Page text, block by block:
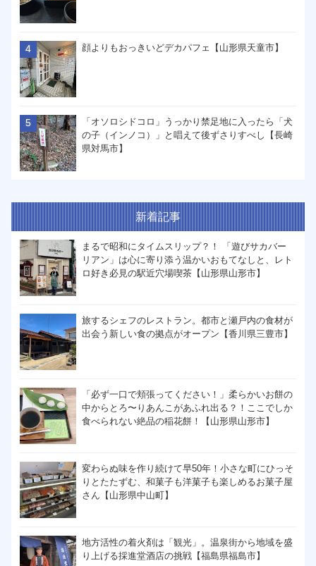
顔よりもおっきいどデカパフェ【山形県天童市】
「オソロシドコロ」うっかり禁足地に入ったら「犬
の子（インノコ）」と唱えて後ずさりすべし【長崎
県対馬市】
新着記事
まるで昭和にタイムスリップ？！ 「遊びサカバー
リアン」は心に寄り添う温かいおもてなしと、レト
ロ好き必見の駅近穴場喫茶【山形県山形市】
旅するシェフのレストラン。都市と瀬戸内の食材が
出会う新しい食の拠点がオープン【香川県三豊市】
「必ず一口で頬張ってください！」柔らかいお餅の
中からとろ〜りあんこがあふれ出る？！ここでしか
食べられない絶品の稲花餅！【山形県山形市】
変わらぬ味を作り続けて早50年！小さな町にひっそ
りとたたずむ、和菓子も洋菓子も楽しめるお菓子屋
さん【山形県中山町】
地方活性の着火剤は「観光」。温泉街から地域を盛
り上げる採進堂酒店の挑戦【福島県福島市】